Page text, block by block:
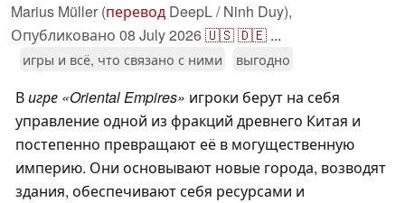
Marius Müller (перевод DeepL / Ninh Duy),
Опубликовано 08 July 2026🇺🇸🇩🇪 ...
игры и всё, что связано с ними выгодно
В игре «Oriental Empires» игроки берут на себя
управление одной из фракций древнего Китая и
постепенно превращают её в могущественную
империю. Они основывают новые города, возводят
здания, обеспечивают себя ресурсами и